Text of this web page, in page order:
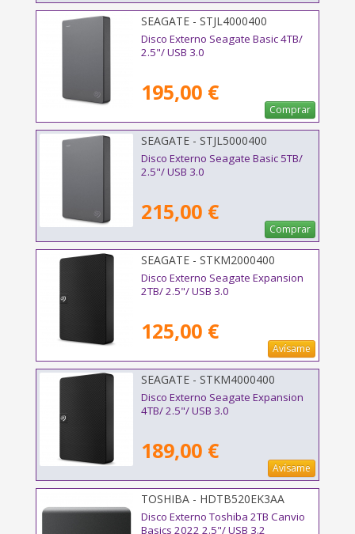
SEAGATE - STJL4000400
Disco Externo Seagate Basic 4TB/
2.5"/ USB 3.0
195,00 €
Comprar
SEAGATE - STJL5000400
Disco Externo Seagate Basic 5TB/
2.5"/ USB 3.0
215,00 €
Comprar
SEAGATE - STKM2000400
Disco Externo Seagate Expansion
2TB/ 2.5"/ USB 3.0
125,00 €
Avísame
SEAGATE - STKM4000400
Disco Externo Seagate Expansion
4TB/ 2.5"/ USB 3.0
189,00 €
Avísame
TOSHIBA - HDTB520EK3AA
Disco Externo Toshiba 2TB Canvio
Basics 2022 2.5"/ USB 3.2